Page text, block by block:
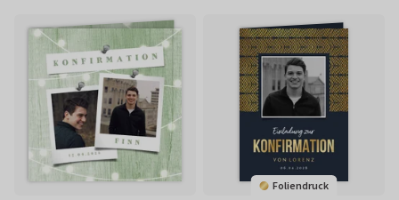
Foliendruck